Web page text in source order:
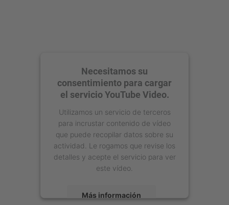
Necesitamos su
consentimiento para cargar
el servicio YouTube Video.
Utilizamos un servicio de terceros
para incrustar contenido de vídeo
que puede recopilar datos sobre su
actividad. Le rogamos que revise los
detalles y acepte el servicio para ver
este vídeo.
Más información